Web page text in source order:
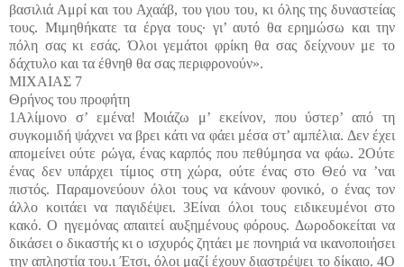
βασιλιά Αμρί και του Αχαάβ, του γιου του, κι όλης της δυναστείας
τους. Μιμηθήκατε τα έργα τους· γι’ αυτό θα ερημώσω και την
πόλη σας κι εσάς. Όλοι γεμάτοι φρίκη θα σας δείχνουν με το
δάχτυλο και τα έθνηθ θα σας περιφρονούν».
ΜΙΧΑΙΑΣ 7
Θρήνος του προφήτη
1Αλίμονο σ’ εμένα! Μοιάζω μ’ εκείνον, που ύστερ’ από τη
συγκομιδή ψάχνει να βρει κάτι να φάει μέσα στ’ αμπέλια. Δεν έχει
απομείνει ούτε ρώγα, ένας καρπός που πεθύμησα να φάω. 2Ούτε
ένας δεν υπάρχει τίμιος στη χώρα, ούτε ένας στο Θεό να ’ναι
πιστός. Παραμονεύουν όλοι τους να κάνουν φονικό, ο ένας τον
άλλο κοιτάει να παγιδέψει. 3Είναι όλοι τους ειδικευμένοι στο
κακό. Ο ηγεμόνας απαιτεί αυξημένους φόρους. Δωροδοκείται να
δικάσει ο δικαστής κι ο ισχυρός ζητάει με πονηριά να ικανοποιήσει
την απληστία του.ι Έτσι, όλοι μαζί έχουν διαστρέψει το δίκαιο. 4Ο